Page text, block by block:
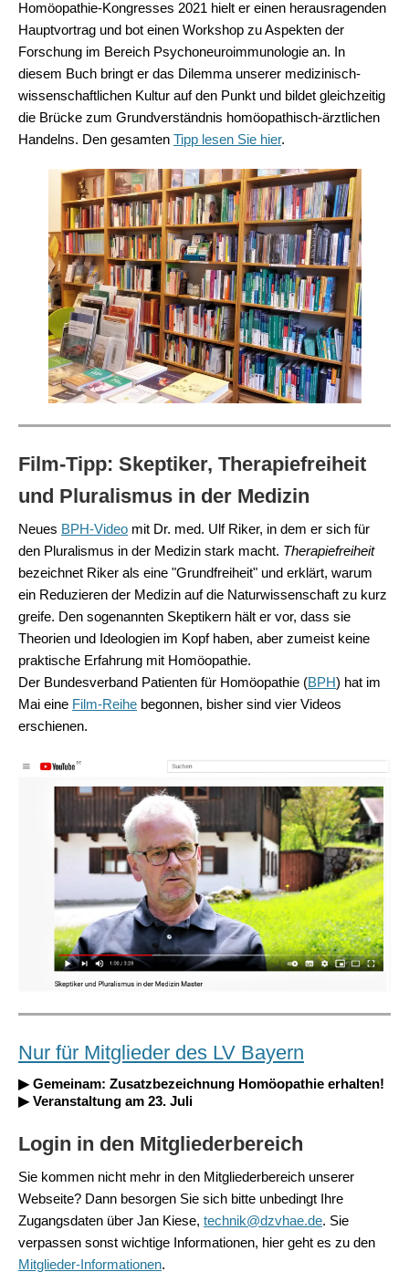
Homöopathie-Kongresses 2021 hielt er einen herausragenden
Hauptvortrag und bot einen Workshop zu Aspekten der
Forschung im Bereich Psychoneuroimmunologie an. In
diesem Buch bringt er das Dilemma unserer medizinisch-
wissenschaftlichen Kultur auf den Punkt und bildet gleichzeitig
die Brücke zum Grundverständnis homöopathisch-ärztlichen
Handelns. Den gesamten Tipp lesen Sie hier.
Film-Tipp: Skeptiker, Therapiefreiheit
und Pluralismus in der Medizin
Neues BPH-Video mit Dr. med. Ulf Riker, in dem er sich für
den Pluralismus in der Medizin stark macht. Therapiefreiheit
bezeichnet Riker als eine "Grundfreiheit" und erklärt, warum
ein Reduzieren der Medizin auf die Naturwissenschaft zu kurz
greife. Den sogenannten Skeptikern hält er vor, dass sie
Theorien und Ideologien im Kopf haben, aber zumeist keine
praktische Erfahrung mit Homöopathie.
Der Bundesverband Patienten für Homöopathie (BPH) hat im
Mai eine Film-Reihe begonnen, bisher sind vier Videos
erschienen.
Nur für Mitglieder des LV Bayern
▶ Gemeinam: Zusatzbezeichnung Homöopathie erhalten!
▶ Veranstaltung am 23. Juli
Login in den Mitgliederbereich
Sie kommen nicht mehr in den Mitgliederbereich unserer
Webseite? Dann besorgen Sie sich bitte unbedingt Ihre
Zugangsdaten über Jan Kiese, technik@dzvhae.de. Sie
verpassen sonst wichtige Informationen, hier geht es zu den
Mitglieder-Informationen.